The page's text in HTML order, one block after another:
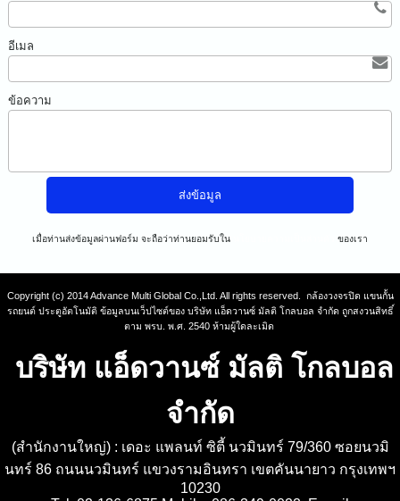
อีเมล
ข้อความ
เมื่อท่านส่งข้อมูลผ่านฟอร์ม จะถือว่าท่านยอมรับในนโยบายความเป็นส่วนตัว ของเรา
Copyright (c) 2014 Advance Multi Global Co.,Ltd. All rights reserved. กล้องวงจรปิด แขนกั้น
รถยนต์ ประตูอัตโนมัติ ข้อมูลบนเว็ปไซต์ของ บริษัท แอ็ดวานซ์ มัลติ โกลบอล จำกัด ถูกสงวนสิทธิ์
ตาม พรบ. พ.ศ. 2540 ห้ามผู้ใดละเมิด
บริษัท แอ็ดวานซ์ มัลติ โกลบอล
จำกัด
(สำนักงานใหญ่) : เดอะ แพลนท์ ซิตี้ นวมินทร์ 79/360 ซอยนวมิ
นทร์ 86 ถนนนวมินทร์ แขวงรามอินทรา เขตคันนายาว กรุงเทพฯ
10230